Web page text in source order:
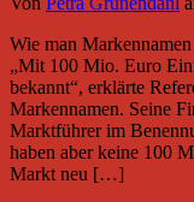
Wie man
„Mit 100 Mio. Euro
bekannt“, erklärte
Markennamen. Seine
Marktführer im
haben aber keine 100
Markt neu […]